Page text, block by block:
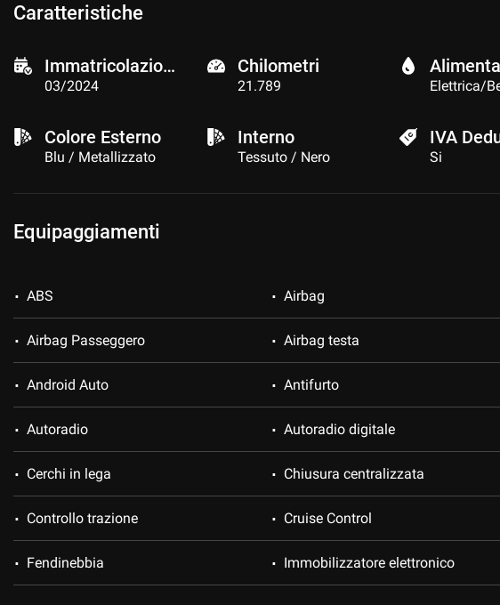
Caratteristiche
Immatricolazione
03/2024
Chilometri
21.789 Elettrica/
Colore Esterno
Blu / Metallizzato
Interno
Tessuto / Nero
IVA
Si
Equipaggiamenti
ABS Airbag
Airbag Passeggero Airbag testa
Android Auto Antifurto
Autoradio Autoradio digitale
Cerchi in lega Chiusura centralizzata
Controllo trazione Cruise Control
Fendinebbia Immobilizzatore elettronico